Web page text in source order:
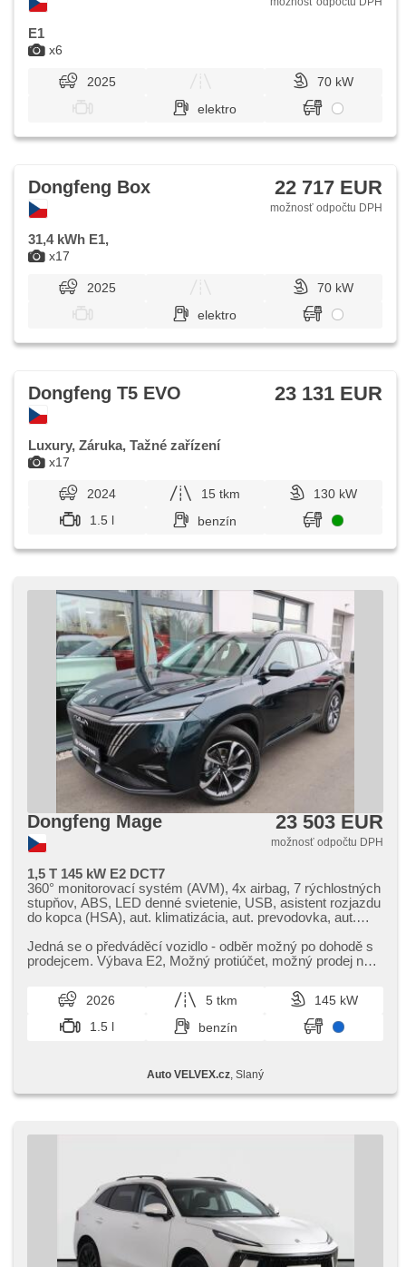
x6
E1
2025
70 kW
elektro
x17
Dongfeng Box 22 717 EUR
možnosť odpočtu DPH
31,4 kWh E1,
2025
70 kW
elektro
x17
Dongfeng T5 EVO 23 131 EUR
Luxury, Záruka, Tažné zařízení
2024 15 tkm
130 kW
1.5 l
benzín
Dongfeng Mage 23 503 EUR
možnosť odpočtu DPH
1,5 T 145 kW E2 DCT7
360° monitorovací systém (AVM), 4x airbag, 7 rýchlostných
stupňov, ABS, LED denné svietenie, USB, asistent rozjazdu
do kopca (HSA), aut. klimatizácia, aut. prevodovka, aut.
bluetooth, brzdový asistent, centrál diaľkový, centrálne
zamykanie, deaktivácia airbagu spolujazdca, denné
deska, digitálny prístrojový štít, delené zadné sedadlá, el.
okná, el. nastaviteľné sedadlá, el. vieko zavazadlového
priestora, el. zrkadlá, elektronická ručná brzda, imobilizér,
isofix, poťahy koža, kožené čalúnenie, hliníkové kolesá,
parkovacia kamera, parkovacie senzory zadné, posilňovač
riadenia, protiprešmykový systém kolies (ASR), predný
okno, tónované sklá, vonkajší teplomer, voľba jazdného
Jedná se o předváděcí vozidlo ​- odběr možný po dohodě s
prodejcem. Výbava E2,​ Možný protiúčet,​ možný prodej na
2026 5 tkm
145 kW
1.5 l
benzín
Auto VELVEX.cz , Slaný